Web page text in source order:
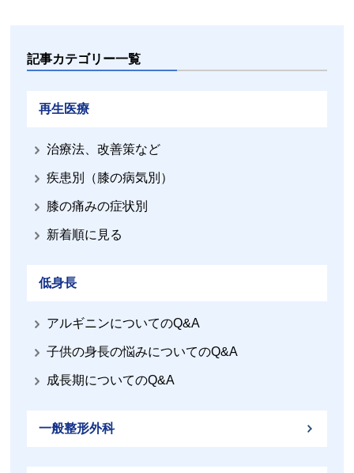
記事カテゴリー一覧
再生医療
治療法、改善策など
疾患別（膝の病気別）
膝の痛みの症状別
新着順に見る
低身長
アルギニンについてのQ&A
子供の身長の悩みについてのQ&A
成長期についてのQ&A
一般整形外科